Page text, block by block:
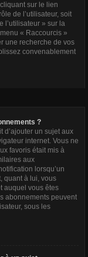
sur le lien
de l’utilisateur, soit
l’utilisateur » sur la
« Raccourcis »
une recherche de vos
convenablement
?
d’ajouter un sujet aux
internet. Vous ne
favoris était mis à
aux
lorsqu’un
quant à lui, vous
auquel vous êtes
abonnements peuvent
sous les